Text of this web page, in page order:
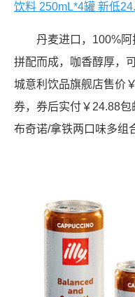
饮料 250mL*4罐 新低
丹麦进口，100%
拼配而成，咖香醇厚，
城意利饮品旗舰店售价
券，券后实付￥24.88
布奇诺/拿铁两口味多组